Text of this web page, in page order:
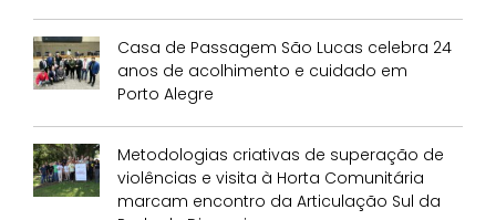
Casa de Passagem São Lucas celebra 24
anos de acolhimento e cuidado em
Porto Alegre
Metodologias criativas de superação de
violências e visita à Horta Comunitária
marcam encontro da Articulação Sul da